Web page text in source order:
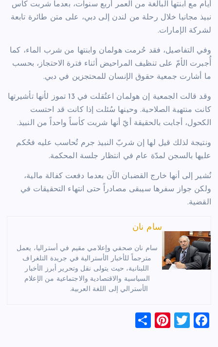
أيام مع ابنتها البالغة من العمر أربع سنوات، بعدما شربت كأس
نبيذ مجانيا خلال رحلة من لندن إلى دبي، على متن طائرة تابعة
لشركة الإمارات.
وفي التفاصيل، فقد حُرمت هولمان وابنتها من شرب الماء، كما
أُجبرت الأمّ على تنظيف المراحيض أثناء فترة الاحتجاز، بحسب
ما أشارت جمعية حقوق الإنسان للمحتجزين في دبي.
وقد قالت الجمعية إن هولمان اعتُقلت في 13 تموز لأنها تأشيرتها
كانت منتهية الصلاحية. وحينها سُئلت إذا كانت قد احتست
الكحول، أجابت بالحقيقة أيّ أنها شربت كأساً واحداً من النبيذ.
ونتيجة لذلك قيل لها إن شربّ النبيذ جرم تُحاسب عليه فحُكم
عليها بالسجن لمدّة عام في انتظار جلسة المحكمة.
نُشير إلى أنها خارج القضبان الآن بعدما دفعت كفالة مالية،
ولكن جواز سفرها سيبقى مصادراً حتى انتهاء التحقيقات في
القضية.
سام نان
سام نان صحفي وإعلامي مقيم في أستراليا، يعمل
مترجماً للأخبار الأسترالية في جريدة التلغراف
اللبنانية، حيث يتولى نقل وتحرير أبرز الأخبار
السياسية والاقتصادية والاجتماعية من الإعلام
الأسترالي إلى اللغة العربية.
F
T
Pi